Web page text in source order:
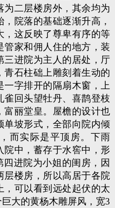
二层楼房外，其余均为
院落的基础逐渐升高，
，这反映了尊卑有序的等
家和佣人住的地方，装
三进院为主人的居处，厅
石柱础上雕刻着生动的
字排开的隔扇木窗，上
回头望牡丹、喜鹊登枝
富丽堂皇。屋檐的设计也
单坡形式，全部向院内倾
而实际是平顶房。下雨
院中，蓄存于水窖中，形
四进院为小姐的闺房，因
层楼房，所以高居于各院
，可以看到远处起伏的太
大的黄杨木雕屏风，宽3